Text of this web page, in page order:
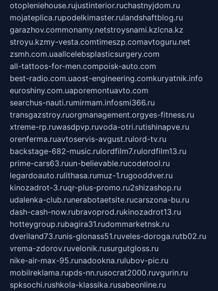
otopleniehouse.rujustinterior.ruchastnyjdom.ru
mojateplica.rupodelkimaster.rulandshaftblog.ru
garazhov.commonamy.netstroysnami.kzlcna.kz
stroyu.kzmy-vesta.comtimeszp.comavtoguru.net
zsmh.com.uaallcelebsplasticsurgery.com
all-tattoos-for-men.compoisk-auto.com
best-radio.com.uaost-engineering.comkuryatnik.info
euroshiny.com.uaporemontuavto.com
searchus-nauti.rumirmam.infosmi366.ru
transgazstroy.ruorgmanagement.orgyes-fitness.ru
xtreme-rp.ruwasdpvp.ruvoda-otri.rutishinapve.ru
orenferma.ruavtoservis-avgust.rulord-tv.ru
backstage-682-music.rulordfilm7.rulordfilm13.ru
prime-cars63.ruun-believable.rucodetool.ru
legardoauto.rulithasa.rumuz-1.rugooddver.ru
kinozadrot-3.ruqr-plus-promo.ru2shizashop.ru
udalenka-club.runerabotaetsite.rucarszona-bu.ru
dash-cash-now.rubravoprod.rukinozadrot13.ru
hotteygroup.rubagira31.rudommarketnsk.ru
dveriland73.runis-glonass51.ruveles-doroga.rutb02.ru
vrema-zdorov.ruvelonik.rusurgutgloss.ru
nike-air-max-95.runadookna.rulubov-pic.ru
mobilreklama.rupds-nn.rusocrat2000.ruvgurin.ru
spksochi.rushkola-klassika.rusabeonline.ru